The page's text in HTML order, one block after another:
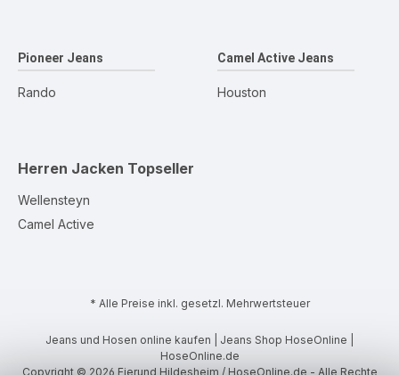
Pioneer Jeans
Rando
Camel Active Jeans
Houston
Herren Jacken Topseller
Wellensteyn
Camel Active
* Alle Preise inkl. gesetzl. Mehrwertsteuer
Jeans und Hosen online kaufen | Jeans Shop HoseOnline |
HoseOnline.de
Copyright © 2026 Eierund Hildesheim / HoseOnline.de - Alle Rechte